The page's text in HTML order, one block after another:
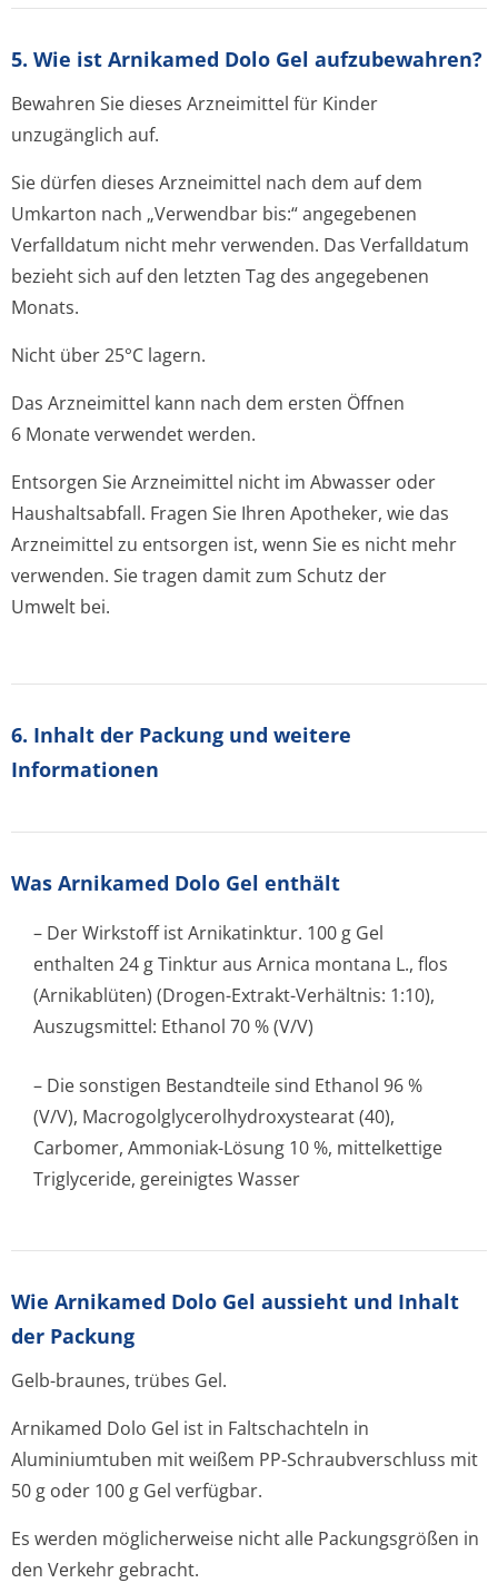
5. Wie ist Arnikamed Dolo Gel aufzubewahren?
Bewahren Sie dieses Arzneimittel für Kinder
unzugänglich auf.
Sie dürfen dieses Arzneimittel nach dem auf dem
Umkarton nach „Verwendbar bis:“ angegebenen
Verfalldatum nicht mehr verwenden. Das Verfalldatum
bezieht sich auf den letzten Tag des angegebenen
Monats.
Nicht über 25°C lagern.
Das Arzneimittel kann nach dem ersten Öffnen
6 Monate verwendet werden.
Entsorgen Sie Arzneimittel nicht im Abwasser oder
Haushaltsabfall. Fragen Sie Ihren Apotheker, wie das
Arzneimittel zu entsorgen ist, wenn Sie es nicht mehr
verwenden. Sie tragen damit zum Schutz der
Umwelt bei.
6. Inhalt der Packung und weitere
Informationen
Was Arnikamed Dolo Gel enthält
– Der Wirkstoff ist Arnikatinktur. 100 g Gel
enthalten 24 g Tinktur aus Arnica montana L., flos
(Arnikablüten) (Drogen-Extrakt-Verhältnis: 1:10),
Auszugsmittel: Ethanol 70 % (V/V)
– Die sonstigen Bestandteile sind Ethanol 96 %
(V/V), Macrogolglyce­rolhydroxyste­arat (40),
Carbomer, Ammoniak-Lösung 10 %, mittelkettige
Triglyceride, gereinigtes Wasser
Wie Arnikamed Dolo Gel aussieht und Inhalt
der Packung
Gelb-braunes, trübes Gel.
Arnikamed Dolo Gel ist in Faltschachteln in
Aluminiumtuben mit weißem PP-Schraubverschluss mit
50 g oder 100 g Gel verfügbar.
Es werden möglicherweise nicht alle Packungsgrößen in
den Verkehr gebracht.